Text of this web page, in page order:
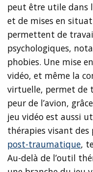
peut être utile dans
et de mises en
permettent de
psychologiques,
phobies. Une mise
vidéo, et même la
virtuelle, permet de
peur de l’avion,
jeu vidéo est aussi
thérapies visant des
post-traumatique,
Au-delà de l’outil